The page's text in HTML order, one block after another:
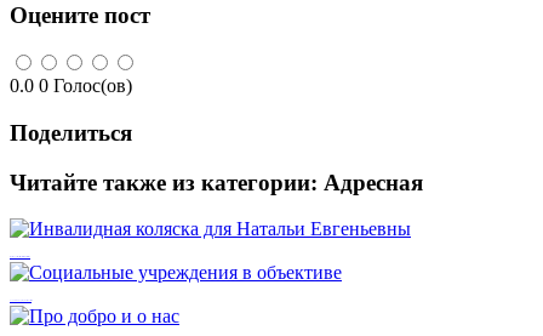
Оцените пост
0.0 0 Голос(ов)
Поделиться
Читайте также из категории: Адресная